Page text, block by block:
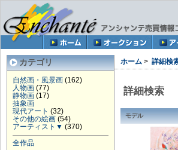
カテゴリ
自然画・風景画(162)
人物画(77)
静物画(17)
抽象画
現代アート (32)
その他の絵画(54)
アーティスト▼ (370)
全作品
ホーム > 詳細検
詳細検索
モデル